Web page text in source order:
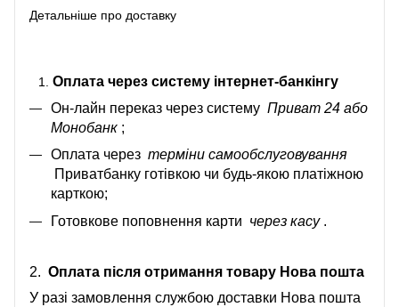
Детальніше про доставку
Оплата через систему інтернет-банкінгу
Он-лайн переказ через систему Приват 24 або
Монобанк ;
Оплата через терміни самообслуговування
Приватбанку готівкою чи будь-якою платіжною
карткою;
Готовкове поповнення карти через касу.
2. Оплата після отримання товару Нова пошта
У разі замовлення службою доставки Нова пошта